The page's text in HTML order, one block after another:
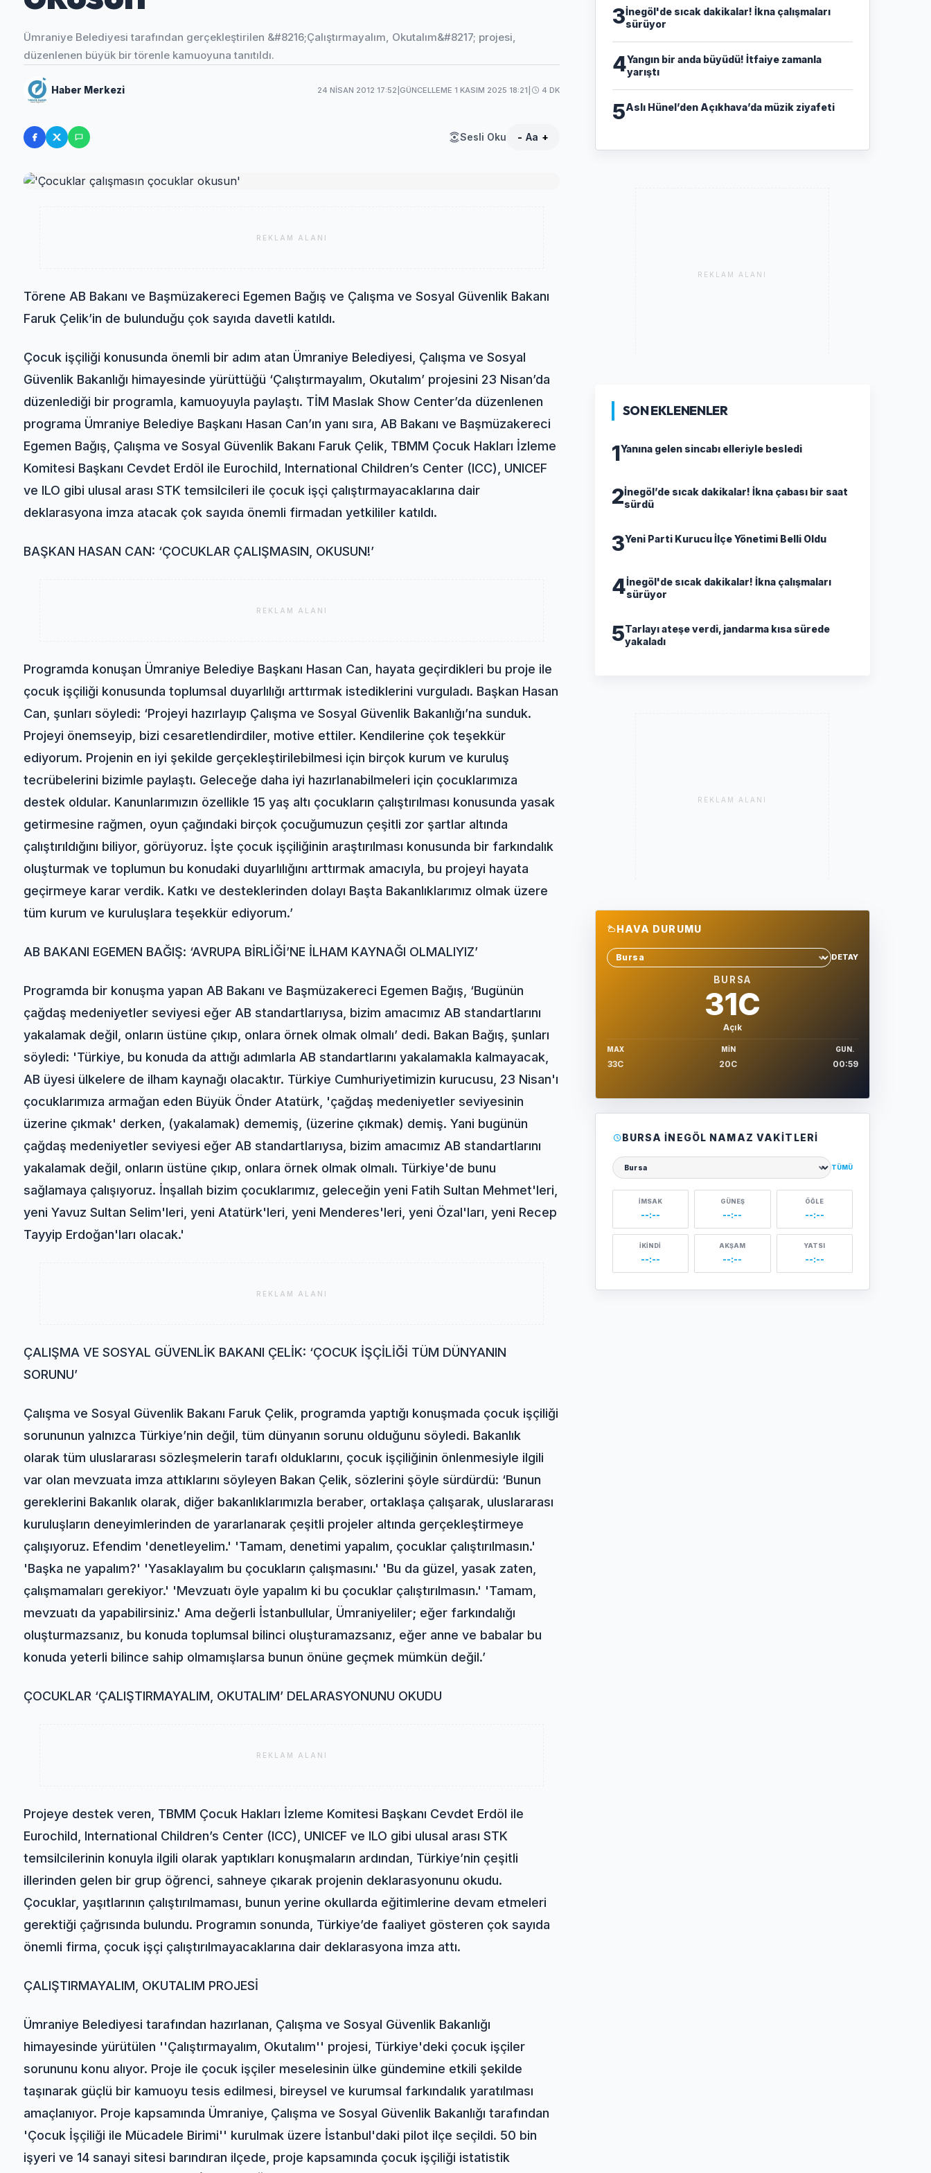
Ümraniye Belediyesi tarafından gerçekleştirilen &#8216;Çalıştırmayalım, Okutalım&#8217; projesi,
düzenlenen büyük bir törenle kamuoyuna tanıtıldı.
Haber Merkezi 24 NISAN 2012 17:52 GÜNCELLEME 1 KASIM 2025 18:21 4 DK
Sesli Oku - Aa +
REKLAM ALANI
Törene AB Bakanı ve Başmüzakereci Egemen Bağış ve Çalışma ve Sosyal Güvenlik Bakanı
Faruk Çelik’in de bulunduğu çok sayıda davetli katıldı.
Çocuk işçiliği konusunda önemli bir adım atan Ümraniye Belediyesi, Çalışma ve Sosyal
Güvenlik Bakanlığı himayesinde yürüttüğü ‘Çalıştırmayalım, Okutalım’ projesini 23 Nisan’da
düzenlediği bir programla, kamuoyuyla paylaştı. TİM Maslak Show Center’da düzenlenen
programa Ümraniye Belediye Başkanı Hasan Can’ın yanı sıra, AB Bakanı ve Başmüzakereci
Egemen Bağış, Çalışma ve Sosyal Güvenlik Bakanı Faruk Çelik, TBMM Çocuk Hakları İzleme
Komitesi Başkanı Cevdet Erdöl ile Eurochild, International Children’s Center (ICC), UNICEF
ve ILO gibi ulusal arası STK temsilcileri ile çocuk işçi çalıştırmayacaklarına dair
deklarasyona imza atacak çok sayıda önemli firmadan yetkililer katıldı.
BAŞKAN HASAN CAN: ‘ÇOCUKLAR ÇALIŞMASIN, OKUSUN!’
REKLAM ALANI
Programda konuşan Ümraniye Belediye Başkanı Hasan Can, hayata geçirdikleri bu proje ile
çocuk işçiliği konusunda toplumsal duyarlılığı arttırmak istediklerini vurguladı. Başkan Hasan
Can, şunları söyledi: ‘Projeyi hazırlayıp Çalışma ve Sosyal Güvenlik Bakanlığı’na sunduk.
Projeyi önemseyip, bizi cesaretlendirdiler, motive ettiler. Kendilerine çok teşekkür
ediyorum. Projenin en iyi şekilde gerçekleştirilebilmesi için birçok kurum ve kuruluş
tecrübelerini bizimle paylaştı. Geleceğe daha iyi hazırlanabilmeleri için çocuklarımıza
destek oldular. Kanunlarımızın özellikle 15 yaş altı çocukların çalıştırılması konusunda yasak
getirmesine rağmen, oyun çağındaki birçok çocuğumuzun çeşitli zor şartlar altında
çalıştırıldığını biliyor, görüyoruz. İşte çocuk işçiliğinin araştırılması konusunda bir farkındalık
oluşturmak ve toplumun bu konudaki duyarlılığını arttırmak amacıyla, bu projeyi hayata
geçirmeye karar verdik. Katkı ve desteklerinden dolayı Başta Bakanlıklarımız olmak üzere
tüm kurum ve kuruluşlara teşekkür ediyorum.’
AB BAKANI EGEMEN BAĞIŞ: ‘AVRUPA BİRLİĞİ’NE İLHAM KAYNAĞI OLMALIYIZ’
Programda bir konuşma yapan AB Bakanı ve Başmüzakereci Egemen Bağış, ‘Bugünün
çağdaş medeniyetler seviyesi eğer AB standartlarıysa, bizim amacımız AB standartlarını
yakalamak değil, onların üstüne çıkıp, onlara örnek olmak olmalı’ dedi. Bakan Bağış, şunları
söyledi: 'Türkiye, bu konuda da attığı adımlarla AB standartlarını yakalamakla kalmayacak,
AB üyesi ülkelere de ilham kaynağı olacaktır. Türkiye Cumhuriyetimizin kurucusu, 23 Nisan'ı
çocuklarımıza armağan eden Büyük Önder Atatürk, 'çağdaş medeniyetler seviyesinin
üzerine çıkmak' derken, (yakalamak) dememiş, (üzerine çıkmak) demiş. Yani bugünün
çağdaş medeniyetler seviyesi eğer AB standartlarıysa, bizim amacımız AB standartlarını
yakalamak değil, onların üstüne çıkıp, onlara örnek olmak olmalı. Türkiye'de bunu
sağlamaya çalışıyoruz. İnşallah bizim çocuklarımız, geleceğin yeni Fatih Sultan Mehmet'leri,
yeni Yavuz Sultan Selim'leri, yeni Atatürk'leri, yeni Menderes'leri, yeni Özal'ları, yeni Recep
Tayyip Erdoğan'ları olacak.'
REKLAM ALANI
ÇALIŞMA VE SOSYAL GÜVENLİK BAKANI ÇELİK: ‘ÇOCUK İŞÇİLİĞİ TÜM DÜNYANIN
SORUNU’
Çalışma ve Sosyal Güvenlik Bakanı Faruk Çelik, programda yaptığı konuşmada çocuk işçiliği
sorununun yalnızca Türkiye’nin değil, tüm dünyanın sorunu olduğunu söyledi. Bakanlık
olarak tüm uluslararası sözleşmelerin tarafı olduklarını, çocuk işçiliğinin önlenmesiyle ilgili
var olan mevzuata imza attıklarını söyleyen Bakan Çelik, sözlerini şöyle sürdürdü: ‘Bunun
gereklerini Bakanlık olarak, diğer bakanlıklarımızla beraber, ortaklaşa çalışarak, uluslararası
kuruluşların deneyimlerinden de yararlanarak çeşitli projeler altında gerçekleştirmeye
çalışıyoruz. Efendim 'denetleyelim.' 'Tamam, denetimi yapalım, çocuklar çalıştırılmasın.'
'Başka ne yapalım?' 'Yasaklayalım bu çocukların çalışmasını.' 'Bu da güzel, yasak zaten,
çalışmamaları gerekiyor.' 'Mevzuatı öyle yapalım ki bu çocuklar çalıştırılmasın.' 'Tamam,
mevzuatı da yapabilirsiniz.' Ama değerli İstanbullular, Ümraniyeliler; eğer farkındalığı
oluşturmazsanız, bu konuda toplumsal bilinci oluşturamazsanız, eğer anne ve babalar bu
konuda yeterli bilince sahip olmamışlarsa bunun önüne geçmek mümkün değil.’
ÇOCUKLAR ‘ÇALIŞTIRMAYALIM, OKUTALIM’ DELARASYONUNU OKUDU
REKLAM ALANI
Projeye destek veren, TBMM Çocuk Hakları İzleme Komitesi Başkanı Cevdet Erdöl ile
Eurochild, International Children’s Center (ICC), UNICEF ve ILO gibi ulusal arası STK
temsilcilerinin konuyla ilgili olarak yaptıkları konuşmaların ardından, Türkiye’nin çeşitli
illerinden gelen bir grup öğrenci, sahneye çıkarak projenin deklarasyonunu okudu.
Çocuklar, yaşıtlarının çalıştırılmaması, bunun yerine okullarda eğitimlerine devam etmeleri
gerektiği çağrısında bulundu. Programın sonunda, Türkiye’de faaliyet gösteren çok sayıda
önemli firma, çocuk işçi çalıştırılmayacaklarına dair deklarasyona imza attı.
ÇALIŞTIRMAYALIM, OKUTALIM PROJESİ
Ümraniye Belediyesi tarafından hazırlanan, Çalışma ve Sosyal Güvenlik Bakanlığı
himayesinde yürütülen ''Çalıştırmayalım, Okutalım'' projesi, Türkiye'deki çocuk işçiler
sorununu konu alıyor. Proje ile çocuk işçiler meselesinin ülke gündemine etkili şekilde
taşınarak güçlü bir kamuoyu tesis edilmesi, bireysel ve kurumsal farkındalık yaratılması
amaçlanıyor. Proje kapsamında Ümraniye, Çalışma ve Sosyal Güvenlik Bakanlığı tarafından
'Çocuk İşçiliği ile Mücadele Birimi'' kurulmak üzere İstanbul'daki pilot ilçe seçildi. 50 bin
işyeri ve 14 sanayi sitesi barındıran ilçede, proje kapsamında çocuk işçiliği istatistik
3İnegöl'de sıcak dakikalar! İkna çalışmaları
sürüyor
4Yangın bir anda büyüdü! İtfaiye zamanla
yarıştı
5Aslı Hünel’den Açıkhava’da müzik ziyafeti
REKLAM ALANI
SON EKLENENLER
1Yanına gelen sincabı elleriyle besledi
2İnegöl’de sıcak dakikalar! İkna çabası bir saat
sürdü
3Yeni Parti Kurucu İlçe Yönetimi Belli Oldu
4İnegöl'de sıcak dakikalar! İkna çalışmaları
sürüyor
5Tarlayı ateşe verdi, jandarma kısa sürede
yakaladı
REKLAM ALANI
HAVA DURUMU
Sehir sec
DETAY
BURSA
31C
Açık
MAX
33C
MIN
20C
GUN.
00:59
BURSA İNEGÖL NAMAZ VAKITLERI
Şehir seçin
TÜMÜ
İMSAK
--:--
GÜNEŞ
--:--
ÖĞLE
--:--
İKINDI
--:--
AKŞAM
--:--
YATSI
--:--